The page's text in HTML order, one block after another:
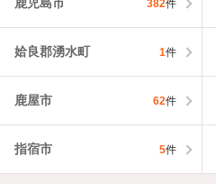
鹿児島市 382件
姶良郡湧水町 1件
鹿屋市 62件
指宿市 5件